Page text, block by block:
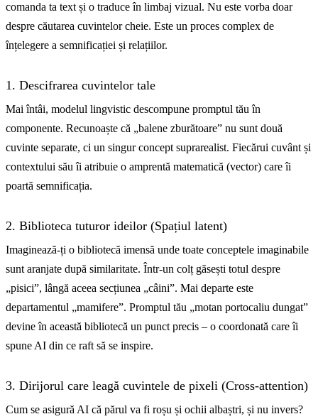
comanda ta text și o traduce în limbaj vizual. Nu este vorba doar
despre căutarea cuvintelor cheie. Este un proces complex de
înțelegere a semnificației și relațiilor.
1. Descifrarea cuvintelor tale
Mai întâi, modelul lingvistic descompune promptul tău în
componente. Recunoaște că „balene zburătoare” nu sunt două
cuvinte separate, ci un singur concept suprarealist. Fiecărui cuvânt și
contextului său îi atribuie o amprentă matematică (vector) care îi
poartă semnificația.
2. Biblioteca tuturor ideilor (Spațiul latent)
Imaginează-ți o bibliotecă imensă unde toate conceptele imaginabile
sunt aranjate după similaritate. Într-un colț găsești totul despre
„pisici”, lângă aceea secțiunea „câini”. Mai departe este
departamentul „mamifere”. Promptul tău „motan portocaliu dungat”
devine în această bibliotecă un punct precis – o coordonată care îi
spune AI din ce raft să se inspire.
3. Dirijorul care leagă cuvintele de pixeli (Cross-attention)
Cum se asigură AI că părul va fi roșu și ochii albaștri, și nu invers?